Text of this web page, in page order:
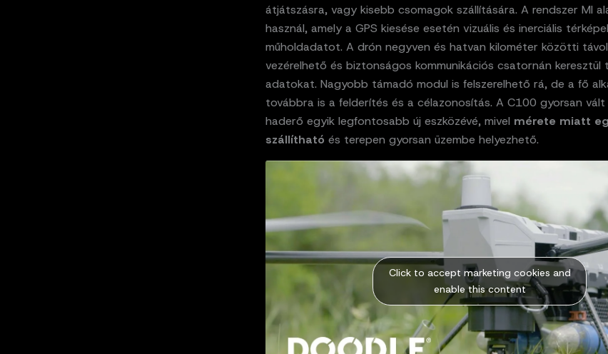
átjátszásra, vagy kisebb csomagok szállítására. A rendszer MI
használ, amely a GPS kiesése esetén vizuális és inerciális
műholdadatot. A drón negyven és hatvan kilométer közötti
vezérelhető és biztonságos kommunikációs csatornán keresztül
adatokat. Nagyobb támadó modul is felszerelhető rá, de a fő
továbbra is a felderítés és a célazonosítás. A C100 gyorsan vált
haderő egyik legfontosabb új eszközévé, mivel mérete miatt
szállítható és terepen gyorsan üzembe helyezhető.
Click to accept marketing cookies and
enable this content